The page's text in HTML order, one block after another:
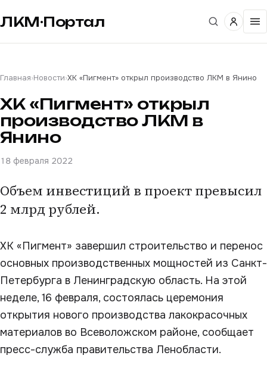
ЛКМ·Портал
Главная›Новости›ХК «Пигмент» открыл производство ЛКМ в Янино
ХК «Пигмент» открыл
производство ЛКМ в
Янино
18 февраля 2022
Объем инвестиций в проект превысил
2 млрд рублей.
ХК «Пигмент» завершил строительство и перенос
основных производственных мощностей из Санкт-
Петербурга в Ленинградскую область. На этой
неделе, 16 февраля, состоялась церемония
открытия нового производства лакокрасочных
материалов во Всеволожском районе, сообщает
пресс-служба правительства Ленобласти.